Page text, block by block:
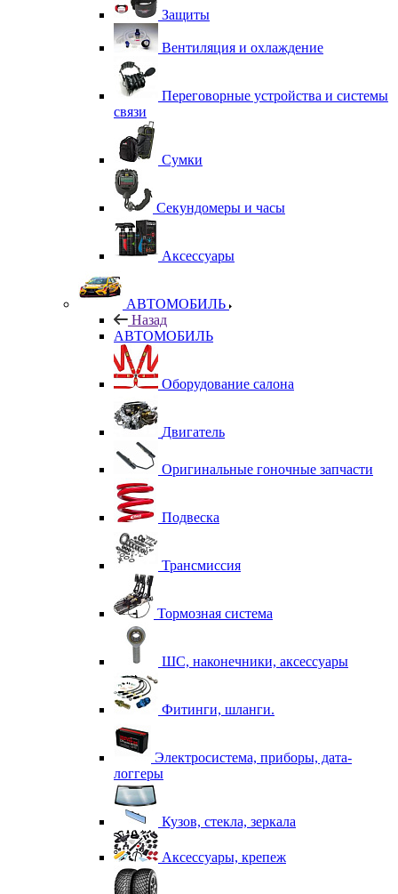
Защиты
Вентиляция и охлаждение
Переговорные устройства и системы
связи
Сумки
Секундомеры и часы
Аксессуары
АВТОМОБИЛЬ
Назад
АВТОМОБИЛЬ
Оборудование салона
Двигатель
Оригинальные гоночные запчасти
Подвеска
Трансмиссия
Тормозная система
ШС, наконечники, аксессуары
Фитинги, шланги.
Электросистема, приборы, дата-
логгеры
Кузов, стекла, зеркала
Аксессуары, крепеж